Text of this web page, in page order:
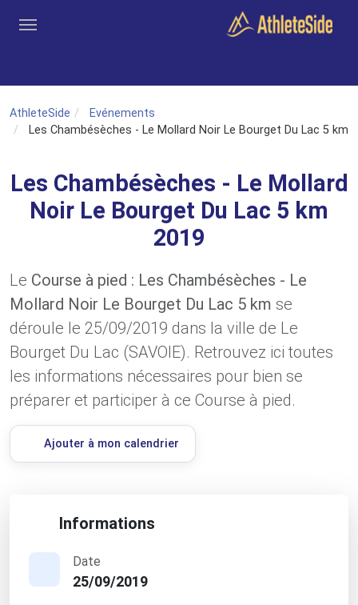
AthleteSide
Evénements
Les Chambésèches - Le Mollard Noir Le Bourget Du Lac 5 km
Les Chambésèches - Le Mollard
Noir Le Bourget Du Lac 5 km
2019
Le Course à pied : Les Chambésèches - Le
Mollard Noir Le Bourget Du Lac 5 km se
déroule le 25/09/2019 dans la ville de Le
Bourget Du Lac (SAVOIE). Retrouvez ici toutes
les informations nécessaires pour bien se
préparer et participer à ce Course à pied.
Ajouter à mon calendrier
Informations
Date
25/09/2019